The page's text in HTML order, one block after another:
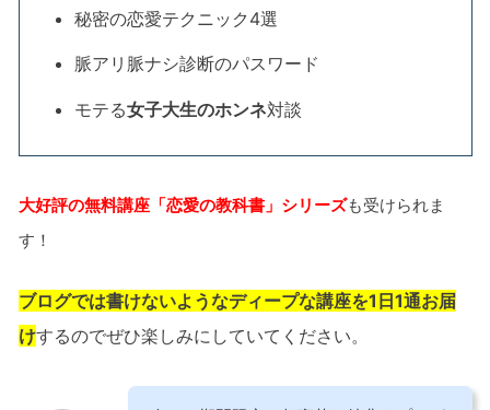
秘密の恋愛テクニック4選
脈アリ脈ナシ診断のパスワード
モテる女子大生のホンネ対談
大好評の無料講座「恋愛の教科書」シリーズも受けられま
す！
ブログでは書けないようなディープな講座を1日1通お届
けするのでぜひ楽しみにしていてください。